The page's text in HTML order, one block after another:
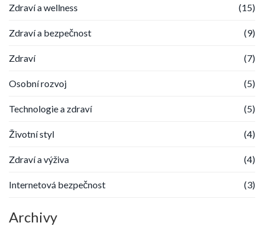
Zdraví a wellness (15)
Zdraví a bezpečnost (9)
Zdraví (7)
Osobní rozvoj (5)
Technologie a zdraví (5)
Životní styl (4)
Zdraví a výživa (4)
Internetová bezpečnost (3)
Archivy